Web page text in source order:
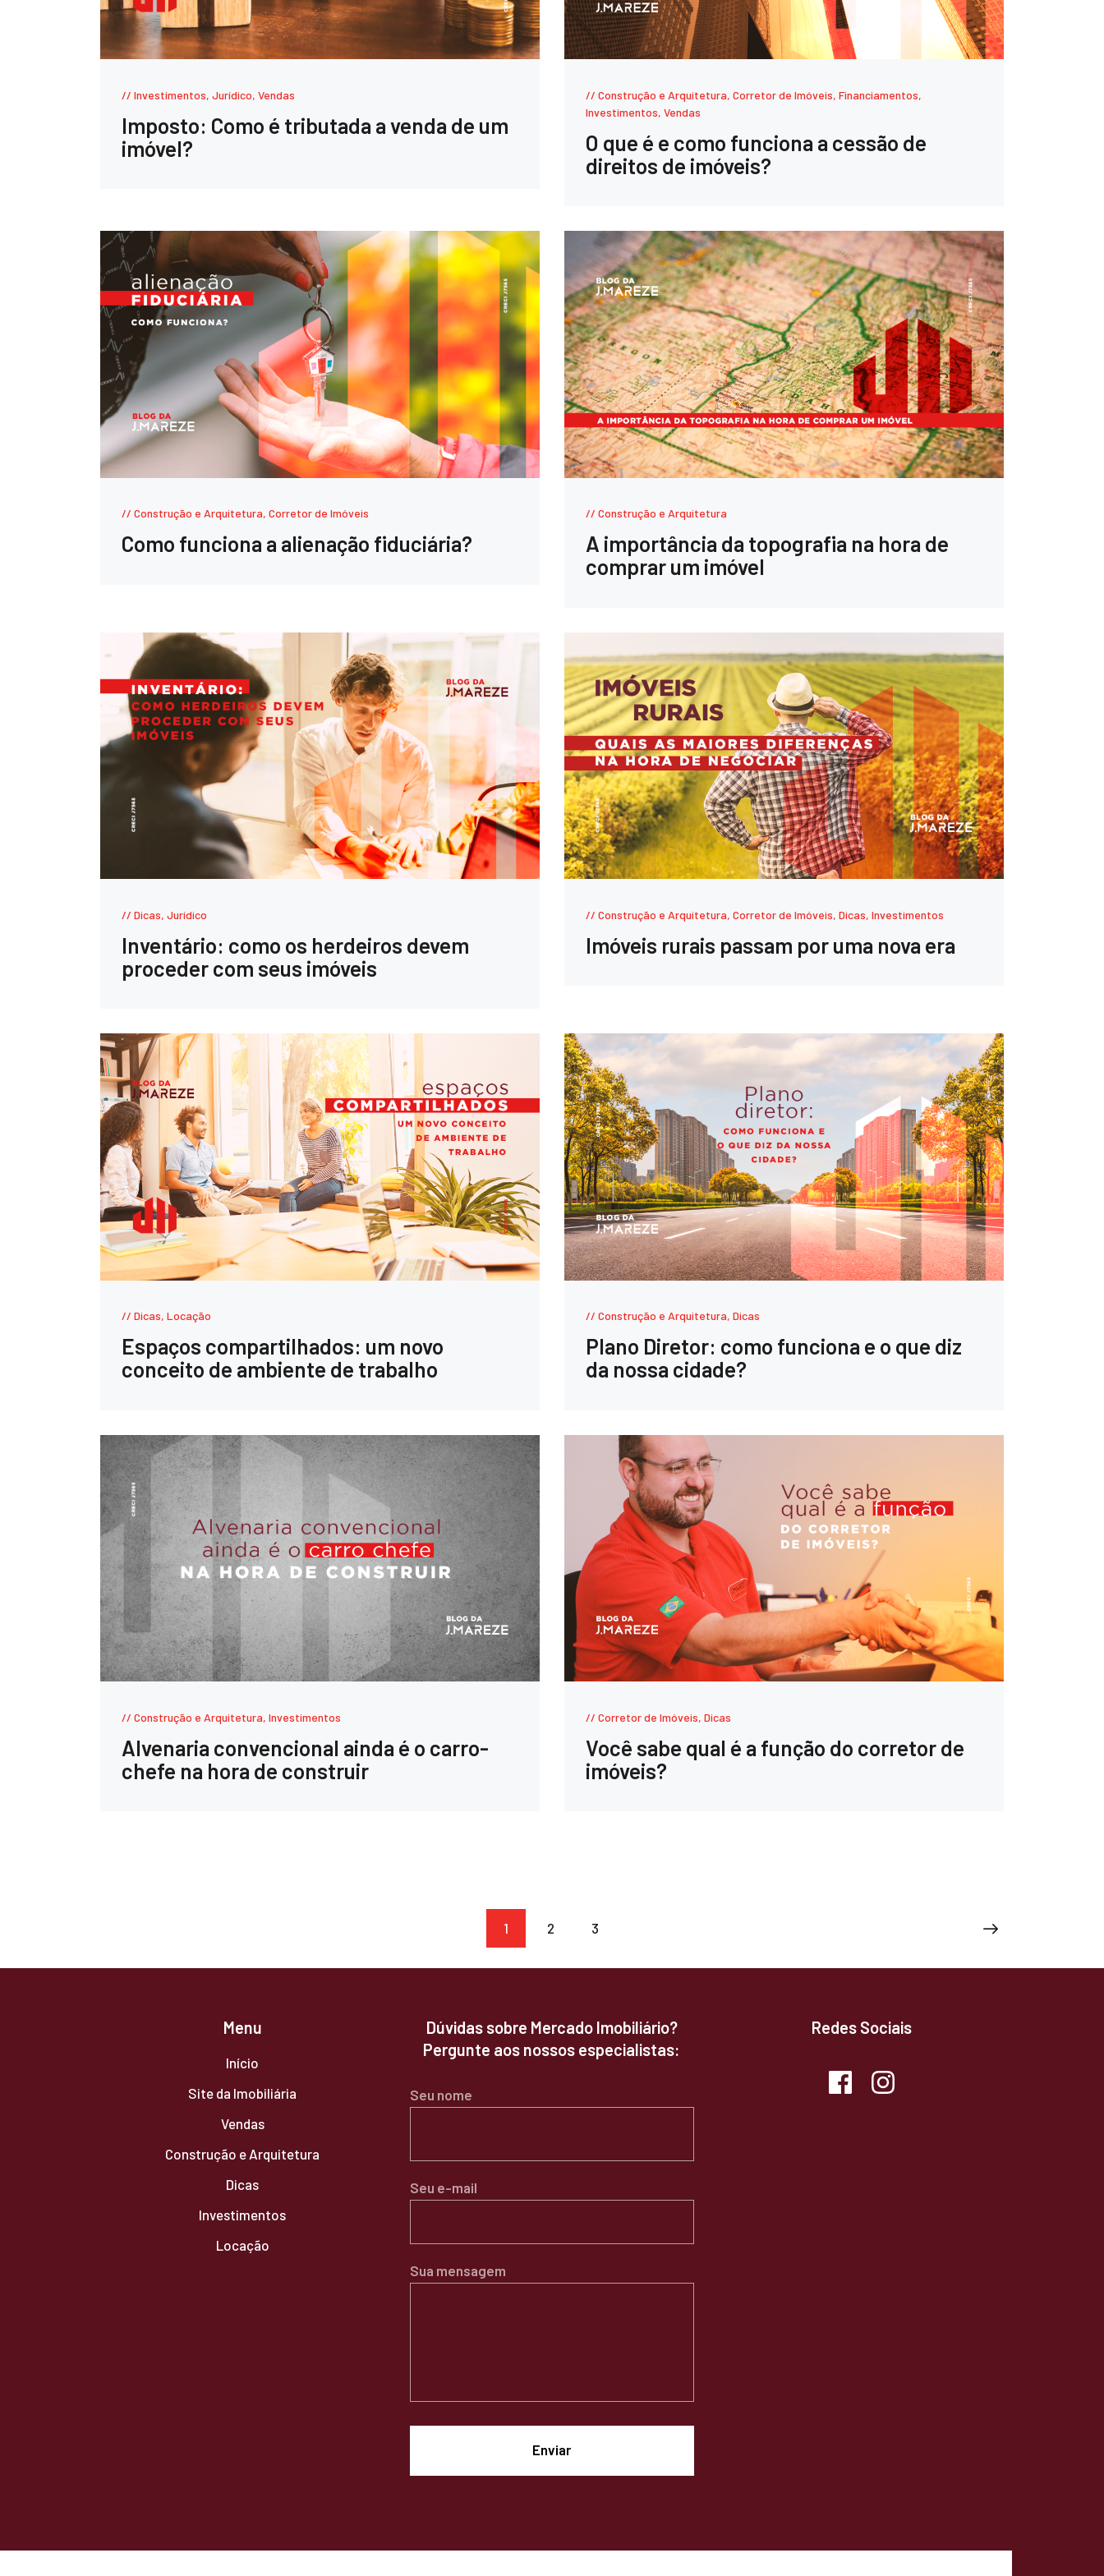
Investimentos, Jurídico, Vendas
Imposto: Como é tributada a venda de um
imóvel?
Construção e Arquitetura, Corretor de Imóveis, Financiamentos,
Investimentos, Vendas
O que é e como funciona a cessão de
direitos de imóveis?
Construção e Arquitetura, Corretor de Imóveis
Como funciona a alienação fiduciária?
Construção e Arquitetura
A importância da topografia na hora de
comprar um imóvel
Dicas, Jurídico
Inventário: como os herdeiros devem
proceder com seus imóveis
Construção e Arquitetura, Corretor de Imóveis, Dicas, Investimentos
Imóveis rurais passam por uma nova era
Dicas, Locação
Espaços compartilhados: um novo
conceito de ambiente de trabalho
Construção e Arquitetura, Dicas
Plano Diretor: como funciona e o que diz
da nossa cidade?
Construção e Arquitetura, Investimentos
Alvenaria convencional ainda é o carro-
chefe na hora de construir
Corretor de Imóveis, Dicas
Você sabe qual é a função do corretor de
imóveis?
PAGE
1 PAGE
2 PAGE
3
Menu
Início
Site da Imobiliária
Vendas
Construção e Arquitetura
Dicas
Investimentos
Locação
Dúvidas sobre Mercado Imobiliário?
Pergunte aos nossos especialistas:
Seu nome
Seu e-mail
Sua mensagem
Redes Sociais